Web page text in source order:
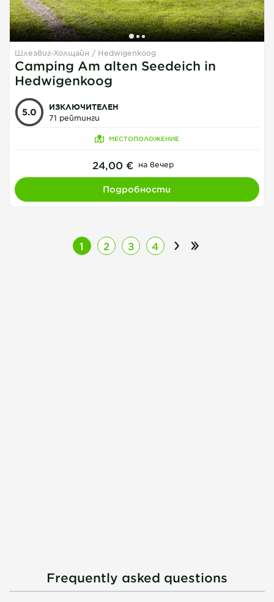
1 11
Шлезвиг-Холщайн Hedwigenkoog
Camping Am alten Seedeich in
Hedwigenkoog
5.0
ИЗКЛЮЧИТЕЛЕН
71 рейтинги
МЕСТОПОЛОЖЕНИЕ
24,00 € на вечер
Подробности
1 2 3 4
Frequently asked questions